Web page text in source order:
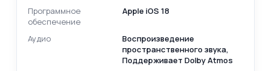
Программное
обеспечение
Apple iOS 18
Аудио
Воспроизведение
пространственного звука,
Поддерживает Dolby Atmos